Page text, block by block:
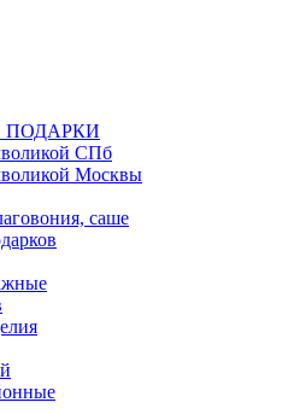
ПОДАРКИ
СПб
Москвы
саше